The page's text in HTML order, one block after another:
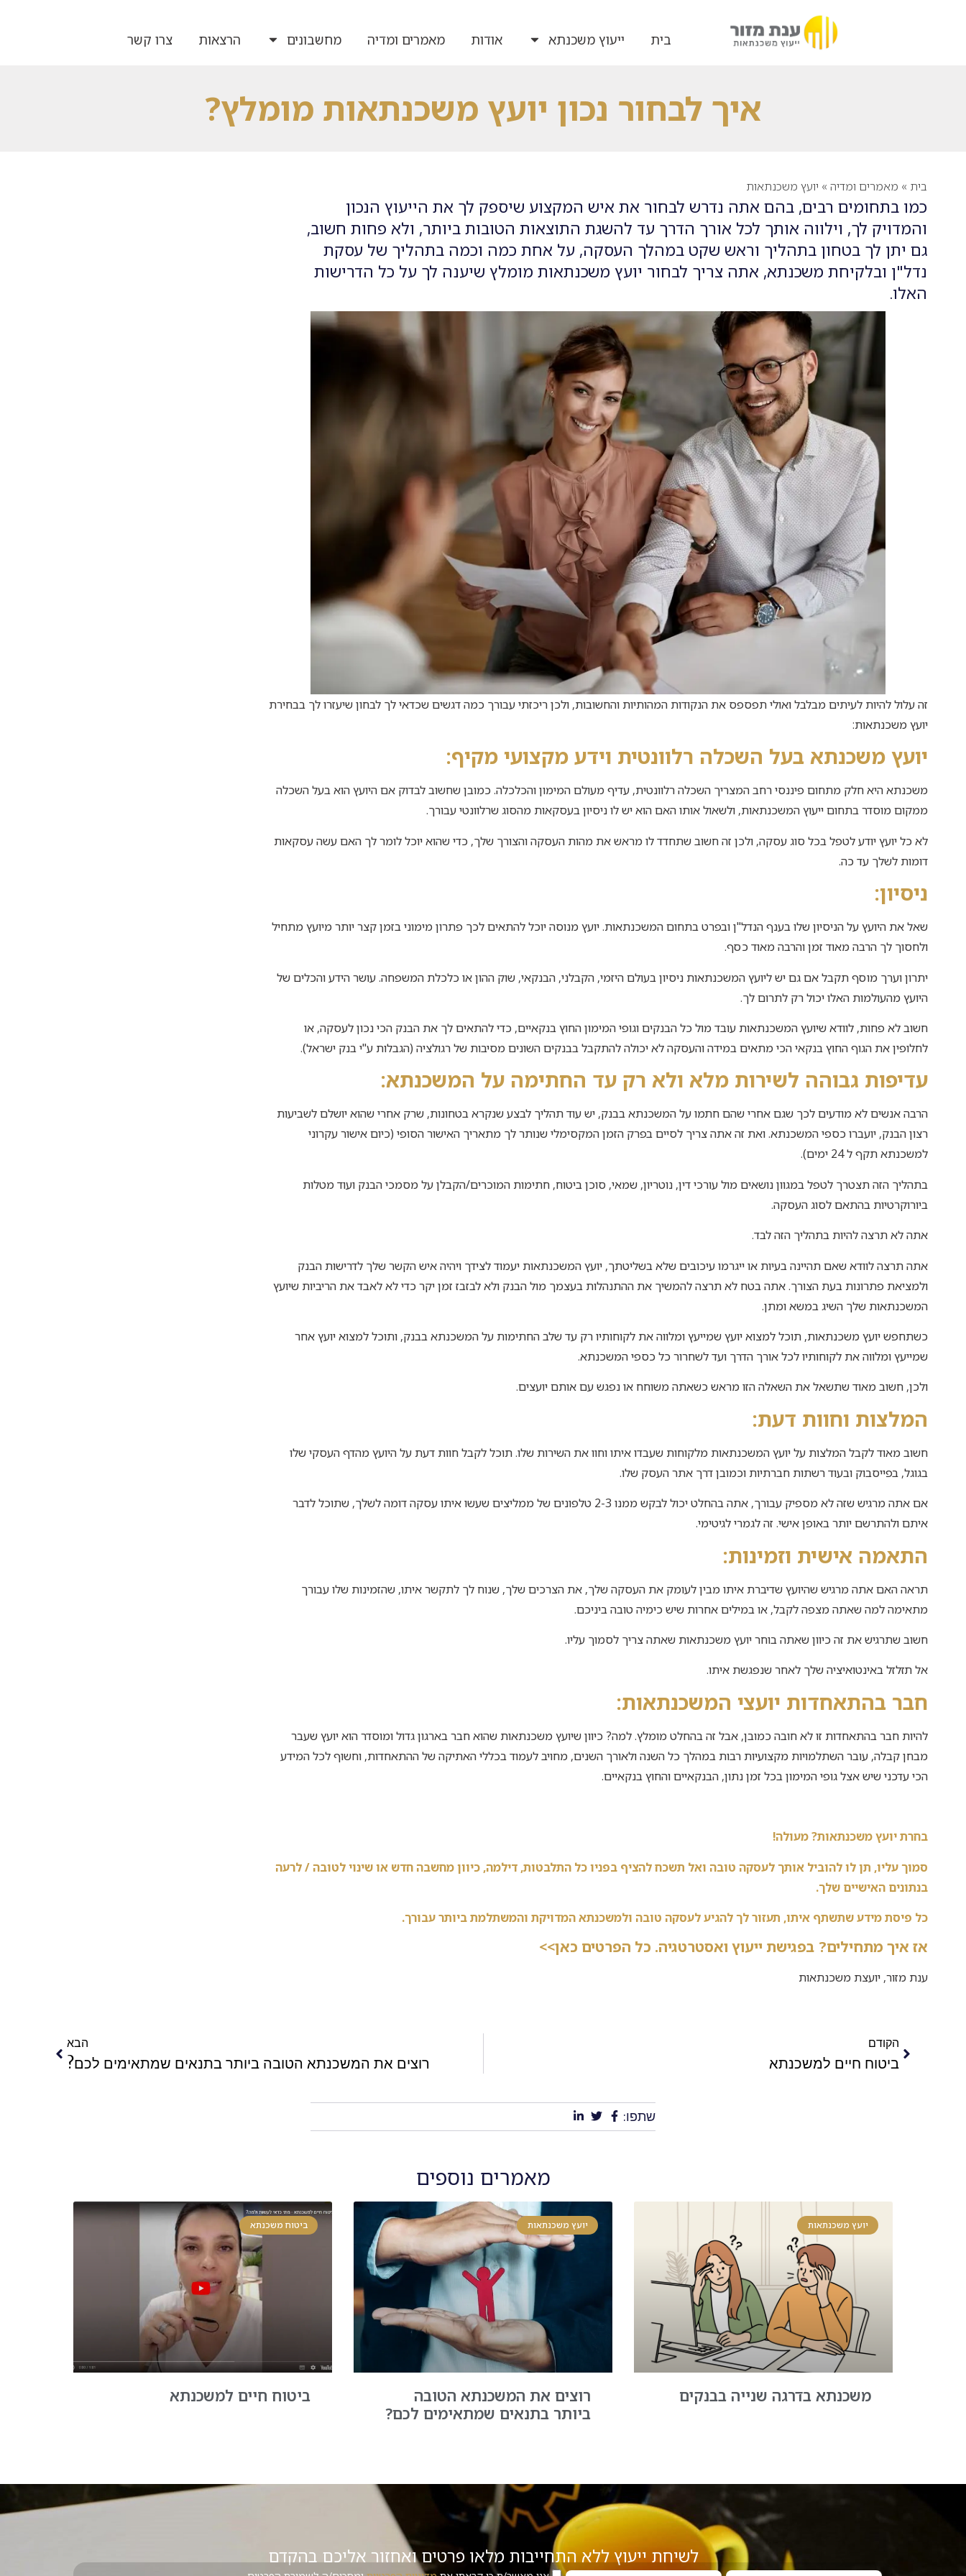
בית ייעוץ משכנתא אודות מאמרים ומדיה מחשבונים הרצאות צרו קשר
איך לבחור נכון יועץ משכנתאות מומלץ?
בית » מאמרים ומדיה» יועץ משכנתאות
כמו בתחומים רבים, בהם אתה נדרש לבחור את איש המקצוע שיספק לך את הייעוץ הנכון
והמדויק לך, וילווה אותך לכל אורך הדרך עד להשגת התוצאות הטובות ביותר, ולא פחות חשוב,
גם יתן לך בטחון בתהליך וראש שקט במהלך העסקה, על אחת כמה וכמה בתהליך של עסקת
נדל"ן ובלקיחת משכנתא, אתה צריך לבחור יועץ משכנתאות מומלץ שיענה לך על כל הדרישות
האלו.
זה עלול להיות לעיתים מבלבל ואולי תפספס את הנקודות המהותיות והחשובות, ולכן ריכזתי עבורך כמה דגשים שכדאי לך לבחון שיעזרו לך בבחירת
יועץ משכנתאות:
יועץ משכנתא בעל השכלה רלוונטית וידע מקצועי מקיף:
משכנתא היא חלק מתחום פיננסי רחב המצריך השכלה רלוונטית, עדיף מעולם המימון והכלכלה. כמובן שחשוב לבדוק אם היועץ הוא בעל השכלה
ממקום מוסדר בתחום ייעוץ המשכנתאות, ולשאול אותו האם הוא יש לו ניסיון בעסקאות מהסוג שרלוונטי עבורך.
לא כל יועץ יודע לטפל בכל סוג עסקה, ולכן זה חשוב שתחדד לו מראש את מהות העסקה והצורך שלך, כדי שהוא יוכל לומר לך האם עשה עסקאות
דומות לשלך עד כה.
ניסיון:
שאל את היועץ על הניסיון שלו בענף הנדל"ן ובפרט בתחום המשכנתאות. יועץ מנוסה יוכל להתאים לכך פתרון מימוני בזמן קצר יותר מיועץ מתחיל
ולחסוך לך הרבה מאוד זמן והרבה מאוד כסף.
יתרון וערך מוסף תקבל אם גם יש ליועץ המשכנתאות ניסיון בעולם היזמי, הקבלני, הבנקאי, שוק ההון או כלכלת המשפחה. עושר הידע והכלים של
היועץ מהעולמות האלו יכול רק לתרום לך.
חשוב לא פחות, לוודא שיועץ המשכנתאות עובד מול כל הבנקים וגופי המימון החוץ בנקאיים, כדי להתאים לך את הבנק הכי נכון לעסקה, או
לחלופין את הגוף החוץ בנקאי הכי מתאים במידה והעסקה לא יכולה להתקבל בבנקים השונים מסיבות של רגולציה (הגבלות ע"י בנק ישראל).
עדיפות גבוהה לשירות מלא ולא רק עד החתימה על המשכנתא:
הרבה אנשים לא מודעים לכך שגם אחרי שהם חתמו על המשכנתא בבנק, יש עוד תהליך לבצע שנקרא בטחונות, שרק אחרי שהוא יושלם לשביעות
רצון הבנק, יועברו כספי המשכנתא. ואת זה אתה צריך לסיים בפרק הזמן המקסימלי שנותר לך מתאריך האישור הסופי (כיום אישור עקרוני
למשכנתא תקף ל 24 ימים).
בתהליך הזה תצטרך לטפל במגוון נושאים מול עורכי דין, נוטריון, שמאי, סוכן ביטוח, חתימות המוכרים/הקבלן על מסמכי הבנק ועוד מטלות
ביורוקרטיות בהתאם לסוג העסקה.
אתה לא תרצה להיות בתהליך הזה לבד.
אתה תרצה לוודא שאם תהיינה בעיות או ייגרמו עיכובים שלא בשליטתך, יועץ המשכנתאות יעמוד לצידך ויהיה איש הקשר שלך לדרישות הבנק
ולמציאת פתרונות בעת הצורך. אתה בטח לא תרצה להמשיך את ההתנהלות בעצמך מול הבנק ולא לבזבז זמן יקר כדי לא לאבד את הריביות שיועץ
המשכנתאות שלך השיג במשא ומתן.
כשתחפש יועץ משכנתאות, תוכל למצוא יועץ שמייעץ ומלווה את לקוחותיו רק עד שלב החתימות על המשכנתא בבנק, ותוכל למצוא יועץ אחר
שמייעץ ומלווה את לקוחותיו לכל אורך הדרך ועד לשחרור כל כספי המשכנתא.
ולכן, חשוב מאוד שתשאל את השאלה הזו מראש כשאתה משוחח או נפגש עם אותם יועצים.
המלצות וחוות דעת:
חשוב מאוד לקבל המלצות על יועץ המשכנתאות מלקוחות שעבדו איתו וחוו את השירות שלו. תוכל לקבל חוות דעת על היועץ מהדף העסקי שלו
בגוגל, בפייסבוק ובעוד רשתות חברתיות וכמובן דרך אתר העסק שלו.
אם אתה מרגיש שזה לא מספיק עבורך, אתה בהחלט יכול לבקש ממנו 2-3 טלפונים של ממליצים שעשו איתו עסקה דומה לשלך, שתוכל לדבר
איתם ולהתרשם יותר באופן אישי. זה לגמרי לגיטימי.
התאמה אישית וזמינות:
תראה האם אתה מרגיש שהיועץ שדיברת איתו מבין לעומק את העסקה שלך, את הצרכים שלך, שנוח לך לתקשר איתו, שהזמינות שלו עבורך
מתאימה למה שאתה מצפה לקבל, או במילים אחרות שיש כימיה טובה ביניכם.
חשוב שתרגיש את זה כיוון שאתה בוחר יועץ משכנתאות שאתה צריך לסמוך עליו.
אל תזלזל באינטואיציה שלך לאחר שנפגשת איתו.
חבר בהתאחדות יועצי המשכנתאות:
להיות חבר בהתאחדות זו לא חובה כמובן, אבל זה בהחלט מומלץ. למה? כיוון שיועץ משכנתאות שהוא חבר בארגון גדול ומוסדר הוא יועץ שעבר
מבחן קבלה, עובר השתלמויות מקצועיות רבות במהלך כל השנה ולאורך השנים, מחויב לעמוד בכללי האתיקה של ההתאחדות, וחשוף לכל המידע
הכי עדכני שיש אצל גופי המימון בכל זמן נתון, הבנקאיים והחוץ בנקאיים.
בחרת יועץ משכנתאות? מעולה!
סמוך עליו, תן לו להוביל אותך לעסקה טובה ואל תשכח להציף בפניו כל התלבטות, דילמה, כיוון מחשבה חדש או שינוי לטובה / לרעה
בנתונים האישיים שלך.
כל פיסת מידע שתשתף איתו, תעזור לך להגיע לעסקה טובה ולמשכנתא המדויקת והמשתלמת ביותר עבורך.
אז איך מתחילים? בפגישת ייעוץ ואסטרטגיה. כל הפרטים כאן>>
ענת מזור, יועצת משכנתאות
הקודם
ביטוח חיים למשכנתא
הבא
רוצים את המשכנתא הטובה ביותר בתנאים שמתאימים לכם?
שתפו:
מאמרים נוספים
יועץ משכנתאות
משכנתא בדרגה שנייה בבנקים
יועץ משכנתאות
רוצים את המשכנתא הטובה
ביותר בתנאים שמתאימים לכם?
ביטוח משכנתא
ביטוח חיים למשכנתא
לשיחת ייעוץ ללא התחייבות מלאו פרטים ואחזור אליכם בהקדם